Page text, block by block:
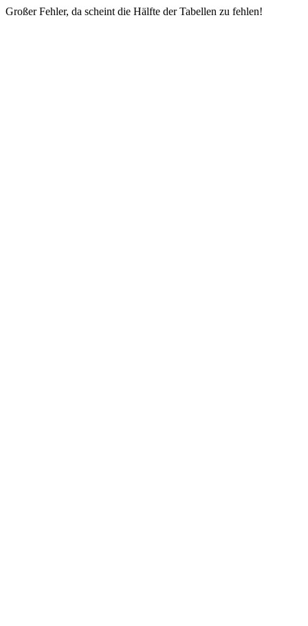
Großer Fehler, da scheint die Hälfte der Tabellen zu fehlen!